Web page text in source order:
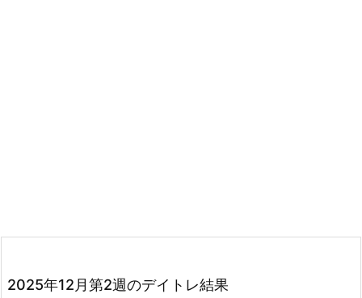
2025年12月第2週のデイトレ結果